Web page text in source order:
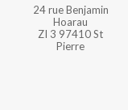
24 rue Benjamin
Hoarau
ZI 3 97410 St
Pierre